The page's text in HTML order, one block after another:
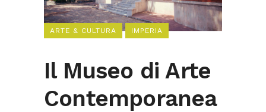
ARTE & CULTURA IMPERIA
Il Museo di Arte
Contemporanea